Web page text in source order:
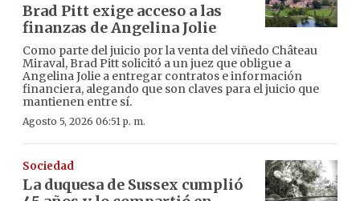
Brad Pitt exige acceso a las
finanzas de Angelina Jolie
Como parte del juicio por la venta del viñedo Château
Miraval, Brad Pitt solicitó a un juez que obligue a
Angelina Jolie a entregar contratos e información
financiera, alegando que son claves para el juicio que
mantienen entre sí.
Agosto 5, 2026 06:51 p. m.
Sociedad
La duquesa de Sussex cumplió